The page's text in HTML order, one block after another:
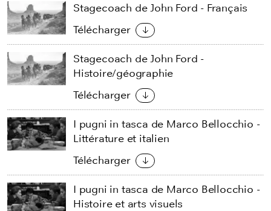
Stagecoach de John Ford - Français
Télécharger
Stagecoach de John Ford -
Histoire/géographie
Télécharger
I pugni in tasca de Marco Bellocchio -
Littérature et italien
Télécharger
I pugni in tasca de Marco Bellocchio -
Histoire et arts visuels